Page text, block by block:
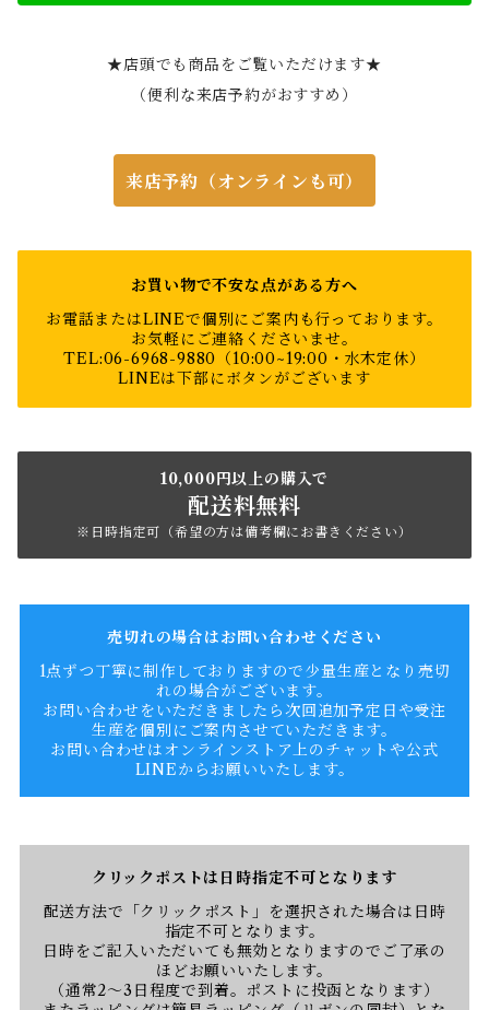
★店頭でも商品をご覧いただけます★
（便利な来店予約がおすすめ）
来店予約（オンラインも可）
お買い物で不安な点がある方へ
お電話またはLINEで個別にご案内も行っております。
お気軽にご連絡くださいませ。
TEL:06-6968-9880（10:00~19:00・水木定休）
LINEは下部にボタンがございます
10,000円以上の購入で
配送料無料
※日時指定可（希望の方は備考欄にお書きください）
売切れの場合はお問い合わせください
1点ずつ丁寧に制作しておりますので少量生産となり売切
れの場合がございます。
お問い合わせをいただきましたら次回追加予定日や受注
生産を個別にご案内させていただきます。
お問い合わせはオンラインストア上のチャットや公式
LINEからお願いいたします。
クリックポストは日時指定不可となります
配送方法で「クリックポスト」を選択された場合は日時
指定不可となります。
日時をご記入いただいても無効となりますのでご了承の
ほどお願いいたします。
（通常2〜3日程度で到着。ポストに投函となります）